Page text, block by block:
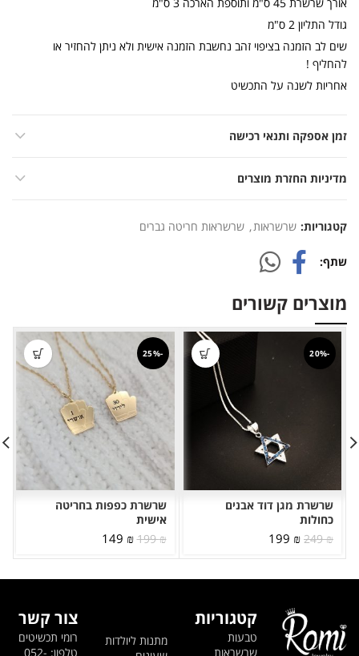
אורך שרשרת 45 ס"מ ותוספת הארכה 3 ס"מ
גודל התליון 2 ס"מ
שים לב הזמנה בציפוי זהב נחשבת הזמנה אישית ולא ניתן להחזיר או
להחליף !
אחריות לשנה על התכשיט
זמן אספקה ותנאי רכישה
מדיניות החזרת מוצרים
קטגוריות: שרשראות, שרשראות חריטה גברים
שתף
מוצרים קשורים
-20%
שרשרת מגן דוד אבנים
כחולות
249₪
המחיר
249 ₪.
199 ₪
199 ₪.
-25%
שרשרת כפפות בחריטה
אישית
199₪
המחיר
199 ₪.
149 ₪
149 ₪.
צור קשר
רומי תכשיטים
טלפון: 052-
מתנות ליולדות
קטגוריות
טבעות
שרשראות